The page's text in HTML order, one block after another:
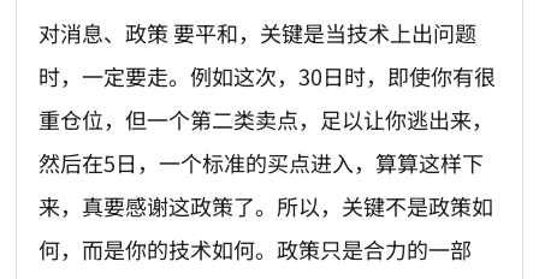
对消息、政策 要平和，关键是当技术上出问题
时，一定要走。例如这次，30日时，即使你有很
重仓位，但一个第二类卖点，足以让你逃出来，
然后在5日，一个标准的买点进入，算算这样下
来，真要感谢这政策了。所以，关键不是政策如
何，而是你的技术如何。政策只是合力的一部